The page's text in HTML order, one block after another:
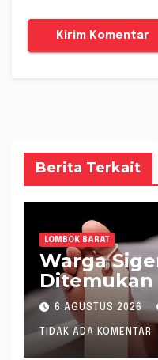
Berita Terkait
LOMBOK BARAT
Warga
saat
Sungai
6 AGUSTUS 2026
TIDAK ADA KOMENTAR